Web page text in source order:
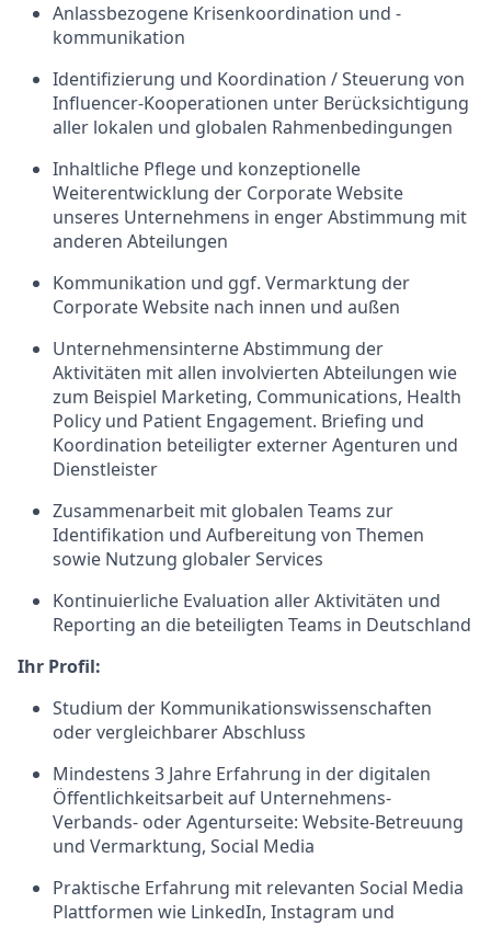
Anlassbezogene Krisenkoordination und -
kommunikation
Identifizierung und Koordination / Steuerung von
Influencer-Kooperationen unter Berücksichtigung
aller lokalen und globalen Rahmenbedingungen
Inhaltliche Pflege und konzeptionelle
Weiterentwicklung der Corporate Website
unseres Unternehmens in enger Abstimmung mit
anderen Abteilungen
Kommunikation und ggf. Vermarktung der
Corporate Website nach innen und außen
Unternehmensinterne Abstimmung der
Aktivitäten mit allen involvierten Abteilungen wie
zum Beispiel Marketing, Communications, Health
Policy und Patient Engagement. Briefing und
Koordination beteiligter externer Agenturen und
Dienstleister
Zusammenarbeit mit globalen Teams zur
Identifikation und Aufbereitung von Themen
sowie Nutzung globaler Services
Kontinuierliche Evaluation aller Aktivitäten und
Reporting an die beteiligten Teams in Deutschland
Ihr Profil:
Studium der Kommunikationswissenschaften
oder vergleichbarer Abschluss
Mindestens 3 Jahre Erfahrung in der digitalen
Öffentlichkeitsarbeit auf Unternehmens-
Verbands- oder Agenturseite: Website-Betreuung
und Vermarktung, Social Media
Praktische Erfahrung mit relevanten Social Media
Plattformen wie LinkedIn, Instagram und